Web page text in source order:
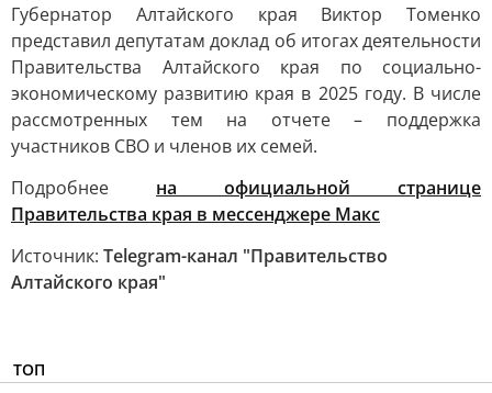
Губернатор Алтайского края Виктор Томенко
представил депутатам доклад об итогах деятельности
Правительства Алтайского края по социально-
экономическому развитию края в 2025 году. В числе
рассмотренных тем на отчете – поддержка
участников СВО и членов их семей.
Подробнее на официальной странице
Правительства края в мессенджере Макс
Источник: Telegram-канал "Правительство
Алтайского края"
ТОП